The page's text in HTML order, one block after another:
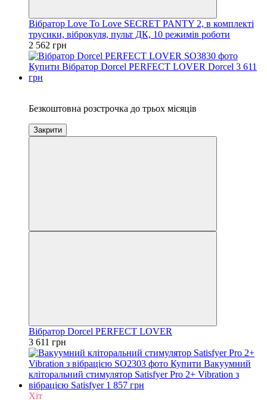
Вібратор Love To Love SECRET PANTY 2, в комплекті
трусики, віброкуля, пульт ДК, 10 режимів роботи
2 562 грн
Безкоштовна розстрочка до трьох місяців
Закрити
Вібратор Dorcel PERFECT LOVER
3 611 грн
Хіт